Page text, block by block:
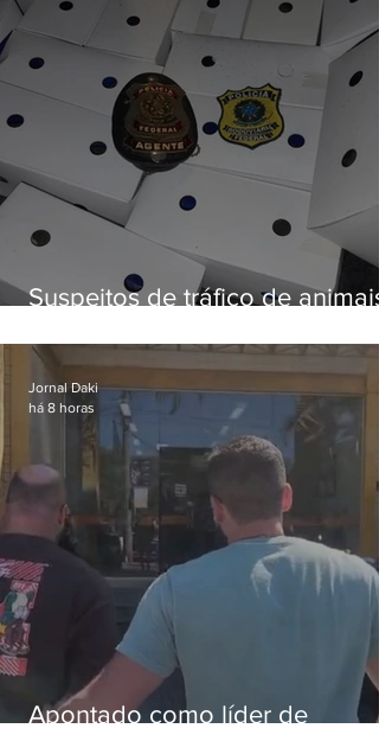
Suspeitos de tráfico de animais
aves
Apontado como líder de
Jornal Daki
há 8 horas